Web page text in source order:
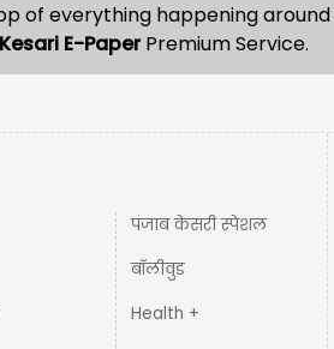
of everything happening
E-PaperPremium Service.
पंजाब केसरी स्पेशल
बॉलीवुड
Health +